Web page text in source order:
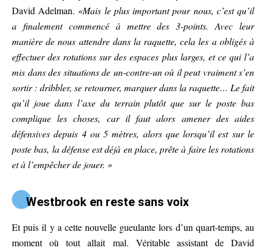
David Adelman. «Mais le plus important pour nous, c’est qu’il
a finalement commencé à mettre des 3-points. Avec leur
manière de nous attendre dans la raquette, cela les a obligés à
effectuer des rotations sur des espaces plus larges, et ce qui l’a
mis dans des situations de un-contre-un où il peut vraiment s’en
sortir : dribbler, se retourner, marquer dans la raquette… Le fait
qu’il joue dans l’axe du terrain plutôt que sur le poste bas
complique les choses, car il faut alors amener des aides
défensives depuis 4 ou 5 mètres, alors que lorsqu’il est sur le
poste bas, la défense est déjà en place, prête à faire les rotations
et à l’empêcher de jouer. »
Westbrook en reste sans voix
Et puis il y a cette nouvelle gueulante lors d’un quart-temps, au
moment où tout allait mal. Véritable assistant de David